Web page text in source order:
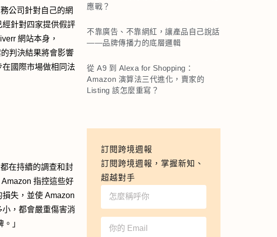
公司針對自己的網
針對四家提供假評
網站本身，
判決結果將會影響
國際市場做相同法
在持續的調查和封
指控這些好
失，並使 Amazon
，都會嚴重傷害消
」
應戰？
不靠廣告、不靠網紅，讓產品自己說話
——品牌傳播力的底層邏輯
從 A9 到 Alexa for Shopping：
Amazon 演算法三代進化，賣家的
Listing 該怎麼重寫？
訂閱跨境週報
訂閱跨境週報，掌握新知、
超越對手